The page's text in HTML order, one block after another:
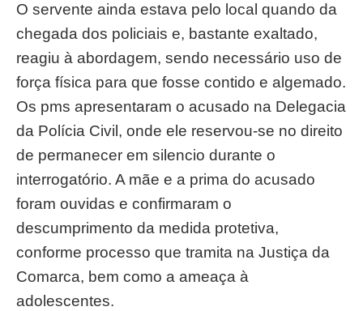
O servente ainda estava pelo local quando da
chegada dos policiais e, bastante exaltado,
reagiu à abordagem, sendo necessário uso de
força física para que fosse contido e algemado.
Os pms apresentaram o acusado na Delegacia
da Polícia Civil, onde ele reservou-se no direito
de permanecer em silencio durante o
interrogatório. A mãe e a prima do acusado
foram ouvidas e confirmaram o
descumprimento da medida protetiva,
conforme processo que tramita na Justiça da
Comarca, bem como a ameaça à
adolescentes.